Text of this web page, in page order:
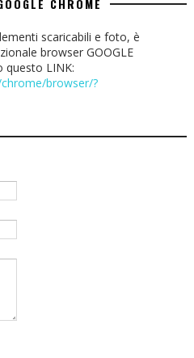
CHROME
scaricabili e foto, è
browser GOOGLE
questo LINK:
browser/?